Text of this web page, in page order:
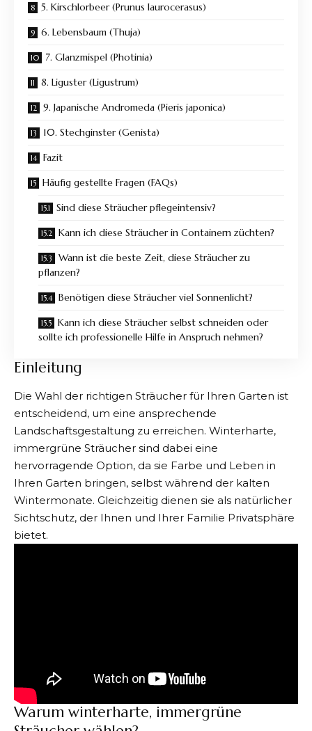
5. Kirschlorbeer (Prunus laurocerasus)
6. Lebensbaum (Thuja)
7. Glanzmispel (Photinia)
8. Liguster (Ligustrum)
9. Japanische Andromeda (Pieris japonica)
10. Stechginster (Genista)
Fazit
Häufig gestellte Fragen (FAQs)
Sind diese Sträucher pflegeintensiv?
Kann ich diese Sträucher in Containern züchten?
Wann ist die beste Zeit, diese Sträucher zu
pflanzen?
Benötigen diese Sträucher viel Sonnenlicht?
Kann ich diese Sträucher selbst schneiden oder
sollte ich professionelle Hilfe in Anspruch nehmen?
Einleitung
Die Wahl der richtigen Sträucher für Ihren Garten ist
entscheidend, um eine ansprechende
Landschaftsgestaltung zu erreichen. Winterharte,
immergrüne Sträucher sind dabei eine
hervorragende Option, da sie Farbe und Leben in
Ihren Garten bringen, selbst während der kalten
Wintermonate. Gleichzeitig dienen sie als natürlicher
Sichtschutz, der Ihnen und Ihrer Familie Privatsphäre
bietet.
Warum winterharte, immergrüne